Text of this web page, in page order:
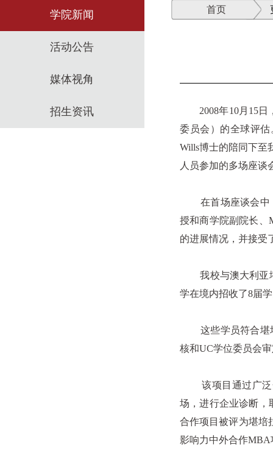
学院新闻
活动公告
媒体视角
招生资讯
首页
2008年10月15日
委员会）的全球评估
Wills博士的陪同下至
人员参加的多场座
在首场座谈会中，
授和商学院副院长、
的进展情况，并接受
我校与澳大利亚堪
学在境内招收了8届
这些学员符合堪培
核和UC学位委员会
该项目通过广泛开
场，进行企业诊断，
合作项目被评为堪培
影响力中外合作MBA